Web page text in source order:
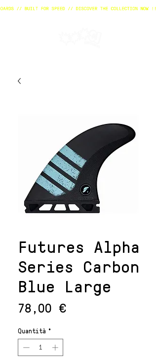
Futures Alpha
Series Carbon
Blue Large
78,00 €Prezzo
Quantità *